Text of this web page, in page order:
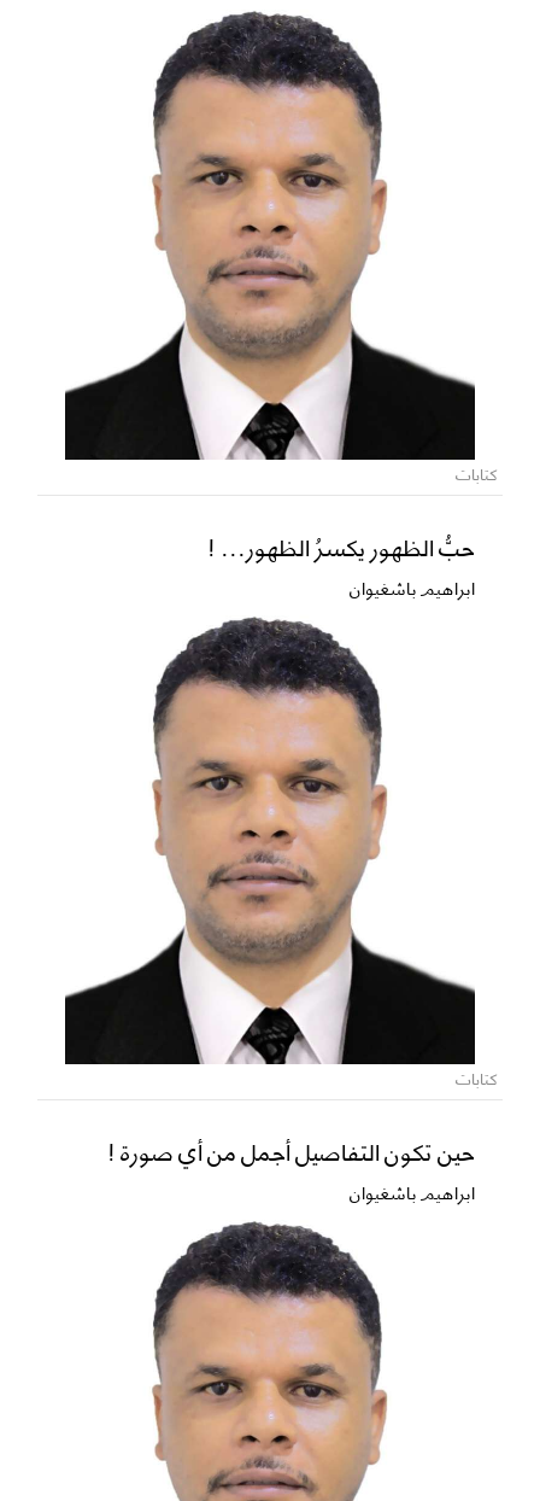
كتابات
حبُّ الظهور يكسرُ الظهور... !
ابراهيم باشغيوان
كتابات
حين تكون التفاصيل أجمل من أي صورة !
ابراهيم باشغيوان